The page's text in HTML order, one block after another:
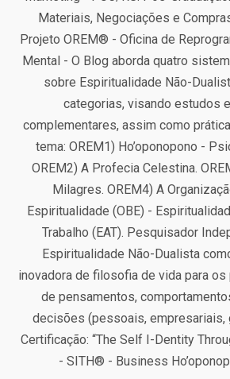
Materiais, Negociações e
Projeto OREM® - Oficina de
Mental - O Blog aborda quatro
sobre Espiritualidade Não-
categorias, visando estudos
complementares, assim como
tema: OREM1) Ho’oponopono -
OREM2) A Profecia Celestina.
Milagres. OREM4) A
Espiritualidade (OBE) -
Trabalho (EAT). Pesquisador
Espiritualidade Não-Dualista
inovadora de filosofia de vida para
de pensamentos,
decisões (pessoais, empresariais,
Certificação: “The Self I-Dentity
- SITH® - Business